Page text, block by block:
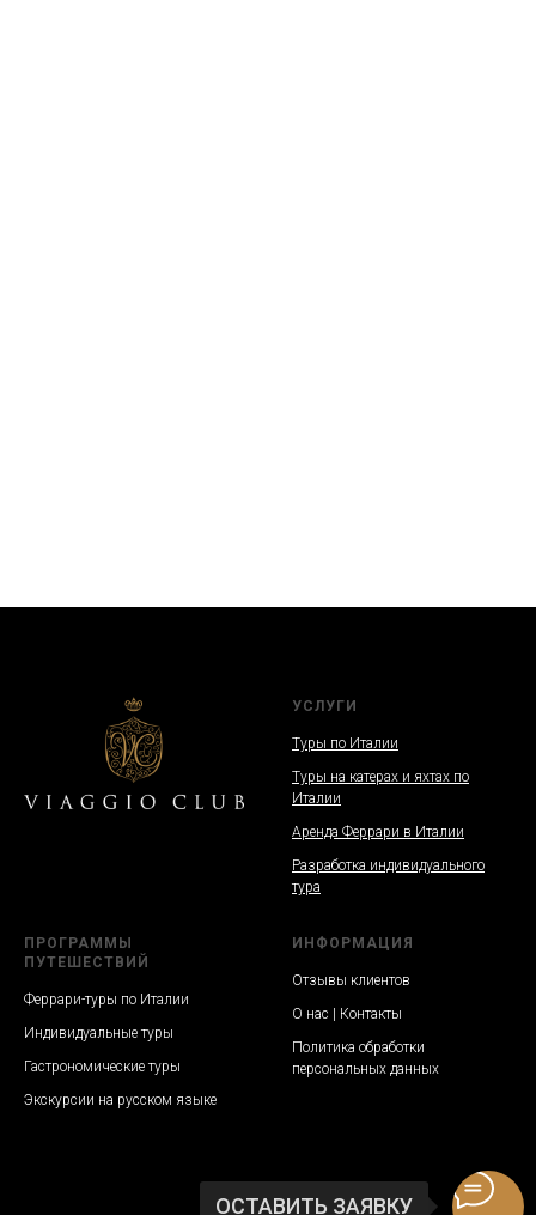
УСЛУГИ
Туры по Италии
Туры на катерах и яхтах по
Италии
Аренда Феррари в Италии
Разработка индивидуального
тура
ПРОГРАММЫ
ПУТЕШЕСТВИЙ
Феррари-туры по Италии
Индивидуальные туры
Гастрономические туры
Экскурсии на русском языке
ИНФОРМАЦИЯ
Отзывы клиентов
О нас | Контакты
Политика обработки
персональных данных
ОСТАВИТЬ ЗАЯВКУ